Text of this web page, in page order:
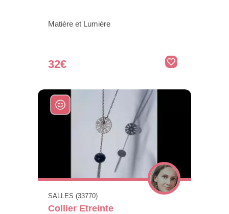
Matière et Lumière
32€
SALLES (33770)
Collier Etreinte